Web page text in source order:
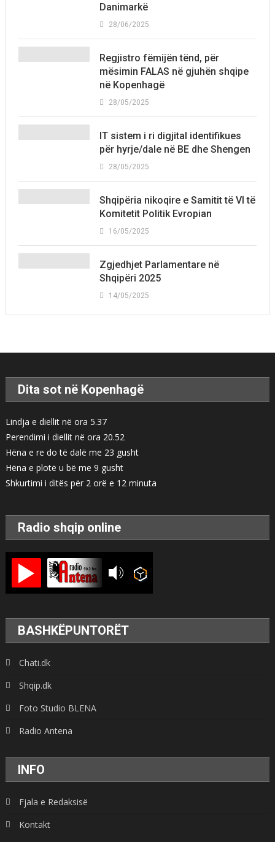
Danimarkë
28/06/2025
Regjistro fëmijën tënd, për
mësimin FALAS në gjuhën shqipe
në Kopenhagë
28/05/2025
IT sistem i ri digjital identifikues
për hyrje/dale në BE dhe Shengen
28/05/2025
Shqipëria nikoqire e Samitit të VI të
Komitetit Politik Evropian
16/05/2025
Zgjedhjet Parlamentare në
Shqipëri 2025
14/05/2025
Dita sot në Kopenhagë
Lindja e diellit në ora 5.37
Perendimi i diellit në ora 20.52
Hëna e re do të dalë me 23 gusht
Hëna e plotë u bë me 9 gusht
Shkurtimi i ditës për 2 orë e 12 minuta
Radio shqip online
BASHKËPUNTORËT
Chati.dk
Shqip.dk
Foto Studio BLENA
Radio Antena
INFO
Fjala e Redaksisë
Kontakt